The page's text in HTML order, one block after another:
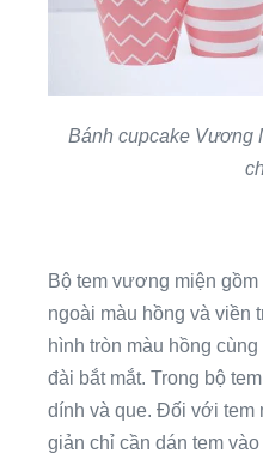
Bánh cupcake Vương
Bộ tem vương miện
ngoài màu hồng và viền
hình tròn màu hồng
đài bắt mắt. Trong bộ
dính và que. Đối với tem
giản chỉ cần dán tem